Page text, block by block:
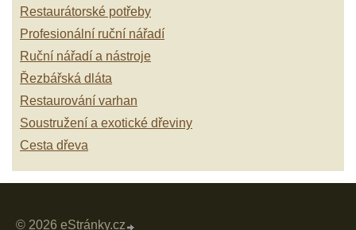
Restaurátorské potřeby
Profesionální ruční nářadí
Ruční nářadí a nástroje
Řezbářská dláta
Restaurování varhan
Soustružení a exotické dřeviny
Cesta dřeva
© 2026 eStránky.cz